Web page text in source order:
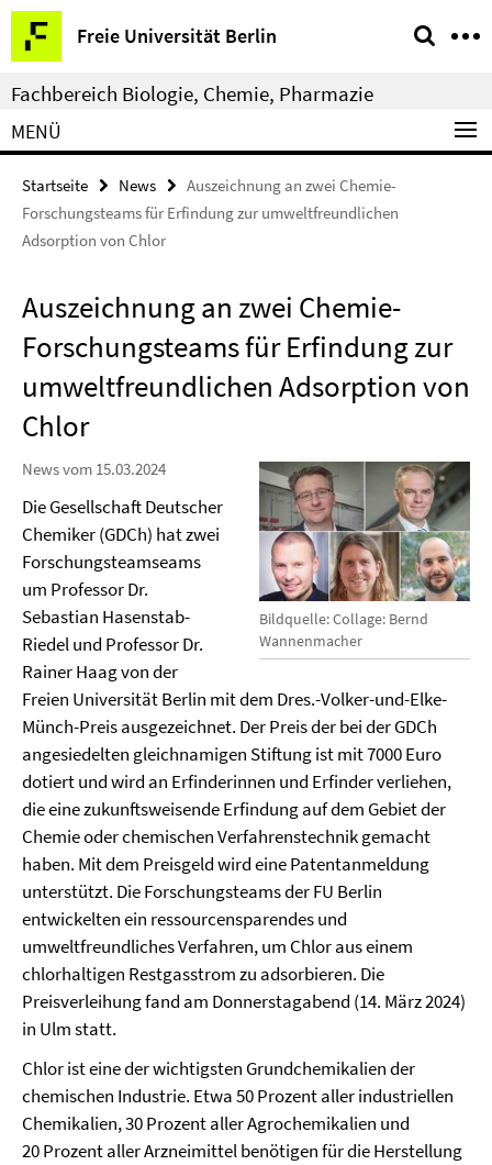
Springe
direkt
zu
Inhalt
Freie Universität Berlin
Service-
Navigation
Fachbereich Biologie, Chemie, Pharmazie
MENÜ
Startseite News
Auszeichnung an zwei Chemie-
Forschungsteams für Erfindung zur umweltfreundlichen
Adsorption von Chlor
Auszeichnung an zwei Chemie-
Forschungsteams für Erfindung zur
umweltfreundlichen Adsorption von
Chlor
Bildquelle: Collage: Bernd
Wannenmacher
News vom 15.03.2024
Die Gesellschaft Deutscher
Chemiker (GDCh) hat zwei
Forschungsteamseams
um Professor Dr.
Sebastian Hasenstab-
Riedel und Professor Dr.
Rainer Haag von der
Freien Universität Berlin mit dem Dres.-Volker-und-Elke-
Münch-Preis ausgezeichnet. Der Preis der bei der GDCh
angesiedelten gleichnamigen Stiftung ist mit 7000 Euro
dotiert und wird an Erfinderinnen und Erfinder verliehen,
die eine zukunftsweisende Erfindung auf dem Gebiet der
Chemie oder chemischen Verfahrenstechnik gemacht
haben. Mit dem Preisgeld wird eine Patentanmeldung
unterstützt. Die Forschungsteams der FU Berlin
entwickelten ein ressourcensparendes und
umweltfreundliches Verfahren, um Chlor aus einem
chlorhaltigen Restgasstrom zu adsorbieren. Die
Preisverleihung fand am Donnerstagabend (14. März 2024)
in Ulm statt.
Chlor ist eine der wichtigsten Grundchemikalien der
chemischen Industrie. Etwa 50 Prozent aller industriellen
Chemikalien, 30 Prozent aller Agrochemikalien und
20 Prozent aller Arzneimittel benötigen für die Herstellung